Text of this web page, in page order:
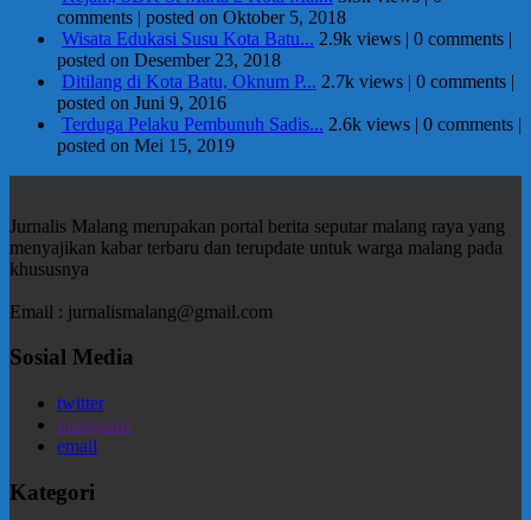
comments | posted on Oktober 5, 2018
Wisata Edukasi Susu Kota Batu... 2.9k views | 0 comments |
posted on Desember 23, 2018
Ditilang di Kota Batu, Oknum P... 2.7k views | 0 comments |
posted on Juni 9, 2016
Terduga Pelaku Pembunuh Sadis... 2.6k views | 0 comments |
posted on Mei 15, 2019
Jurnalis Malang merupakan portal berita seputar malang raya yang
menyajikan kabar terbaru dan terupdate untuk warga malang pada
khususnya
Email : jurnalismalang@gmail.com
Sosial Media
twitter
instagram
email
Kategori